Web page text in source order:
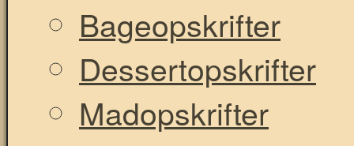
Bageopskrifter
Dessertopskrifter
Madopskrifter